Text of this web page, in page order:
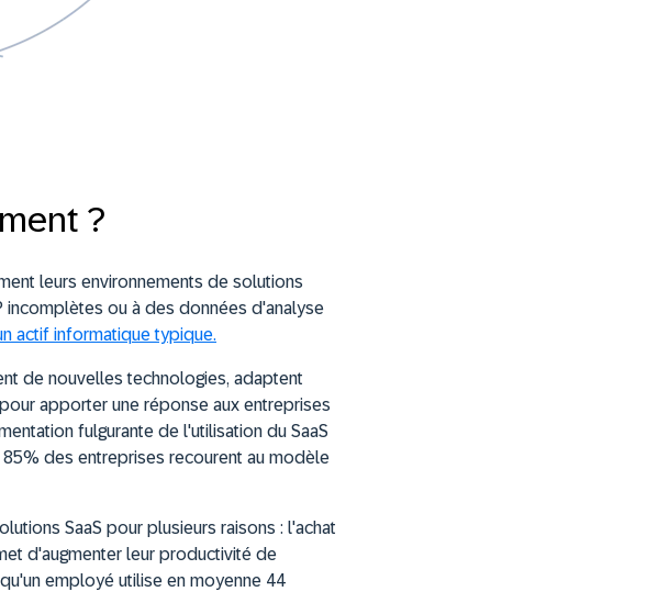
?
leurs environnements de solutions
incomplètes ou à des données d'analyse
actif informatique typique.
de nouvelles technologies, adaptent
apporter une réponse aux entreprises
fulgurante de l'utilisation du SaaS
des entreprises recourent au modèle
SaaS pour plusieurs raisons : l'achat
d'augmenter leur productivité de
employé utilise en moyenne 44